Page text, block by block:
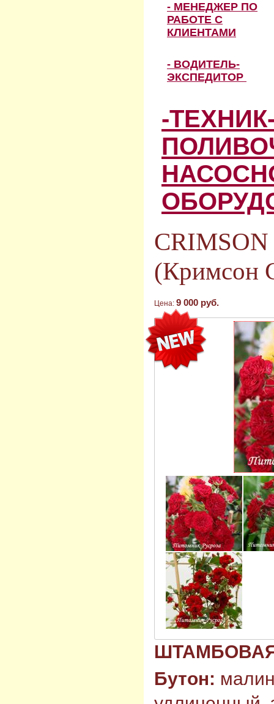
- МЕНЕДЖЕР ПО
РАБОТЕ С
КЛИЕНТАМИ
- ВОДИТЕЛЬ-
ЭКСПЕДИТОР
-
(Кримсон
Цена: 9 000 руб.
ШТАМБОВАЯ
Бутон: